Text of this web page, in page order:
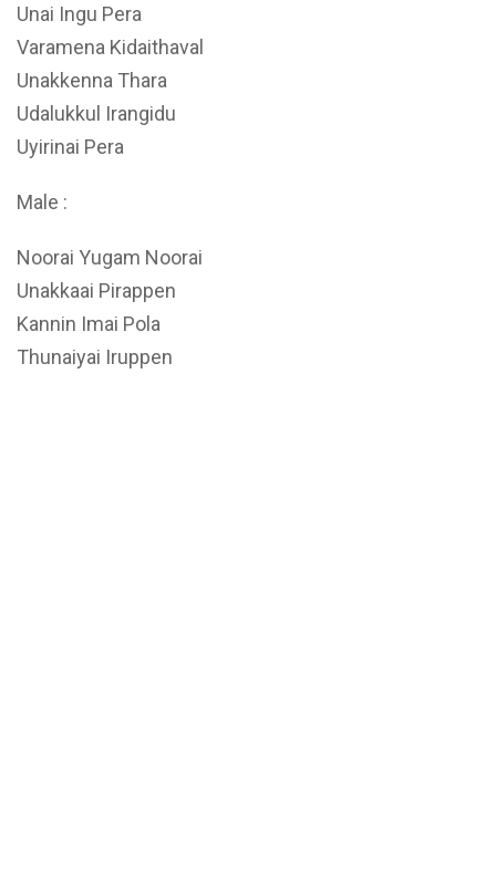
Unai Ingu Pera
Varamena Kidaithaval
Unakkenna Thara
Udalukkul Irangidu
Uyirinai Pera
Male :
Noorai Yugam Noorai
Unakkaai Pirappen
Kannin Imai Pola
Thunaiyai Iruppen